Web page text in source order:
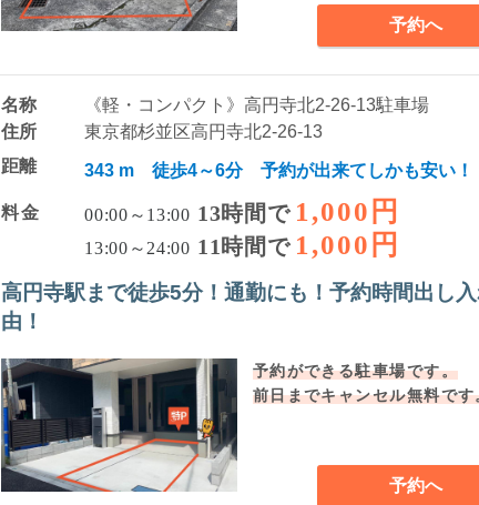
予約へ
名称
《軽・コンパクト》高円寺北2-26-13駐車場
住所
東京都杉並区高円寺北2-26-13
距離
343 m 徒歩4～6分 予約が出来てしかも安い！
料金 00:00～13:00 13時間で 1,000円
13:00～24:00 11時間で 1,000円
高円寺駅まで徒歩5分！通勤にも！予約時間出し
由！
予約ができる駐車場です。
前日までキャンセル無料です
予約へ